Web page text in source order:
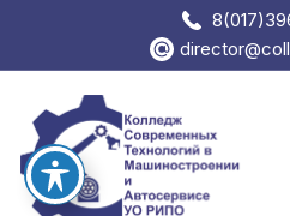
содержимому